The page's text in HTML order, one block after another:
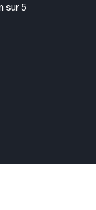
sur 5